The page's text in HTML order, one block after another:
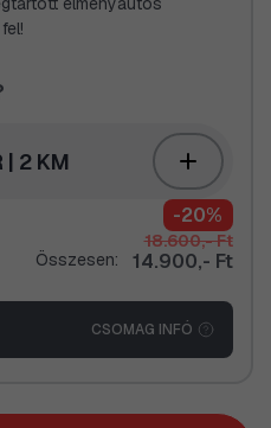
| 2 KM
Összesen:
-20%
18.600,- Ft
14.900,- Ft
CSOMAG INFÓ